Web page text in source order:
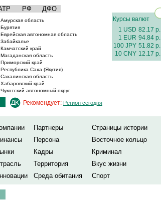
РФ ДФО
Амурская область
Бурятия
Еврейская автономная область
Забайкалье
Камчатский край
Магаданская область
Приморский край
Республика Саха (Якутия)
Сахалинская область
Хабаровский край
Чукотский автономный округ
Курсы валют
1 USD 82.17 р.
1 EUR 94.84 р.
100 JPY 51.82 р.
10 CNY 12.17 р.
Рекомендует: Регион сегодня
Партнеры
Страницы истории
Персона
Восточное кольцо
Кадры
Криминал
Территория
Вкус жизни
Среда обитания Спорт